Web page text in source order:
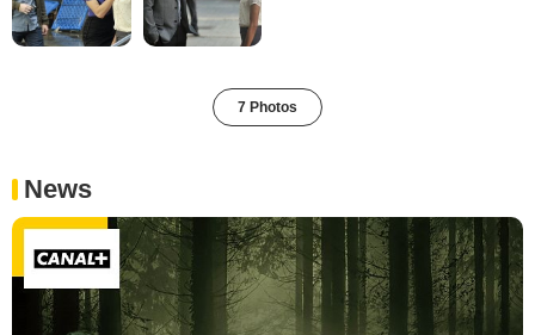
7 Photos
News